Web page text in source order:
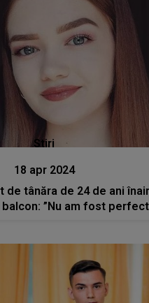
Stiri
18 apr 2024
de tânăra de 24 de ani
”Nu am fost